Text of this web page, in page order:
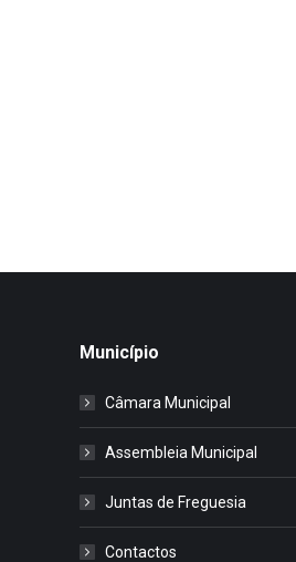
Município
Câmara Municipal
Assembleia Municipal
Juntas de Freguesia
Contactos